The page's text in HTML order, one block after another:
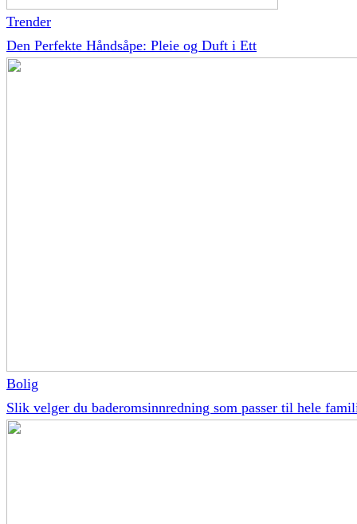
Trender
Den Perfekte Håndsåpe: Pleie og Duft i Ett
Bolig
Slik velger du baderomsinnredning som passer til hele